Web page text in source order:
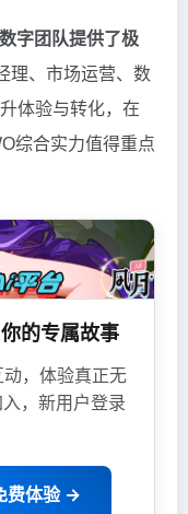
字团队提供了极
理、市场运营、数
体验与转化，在
综合实力值得重点
的专属故事
，体验真正无
，新用户登录
费体验 →